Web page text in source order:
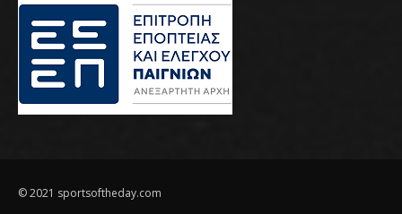
© 2021 sportsoftheday.com